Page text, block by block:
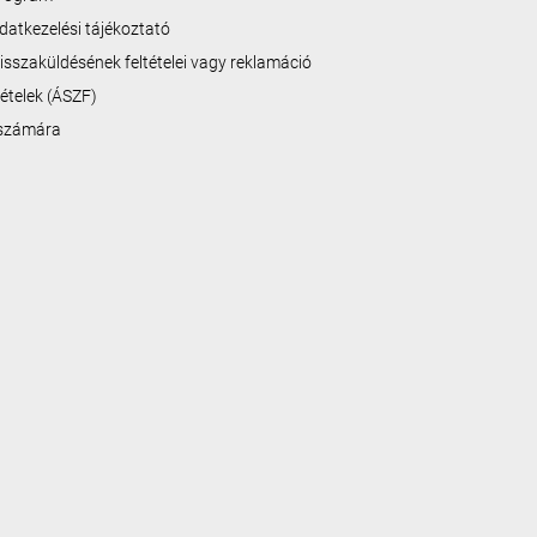
tájékoztató
feltételei vagy reklamáció
(ÁSZF)